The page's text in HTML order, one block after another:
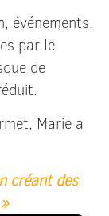
événements,
par le
de
Marie a
créant des